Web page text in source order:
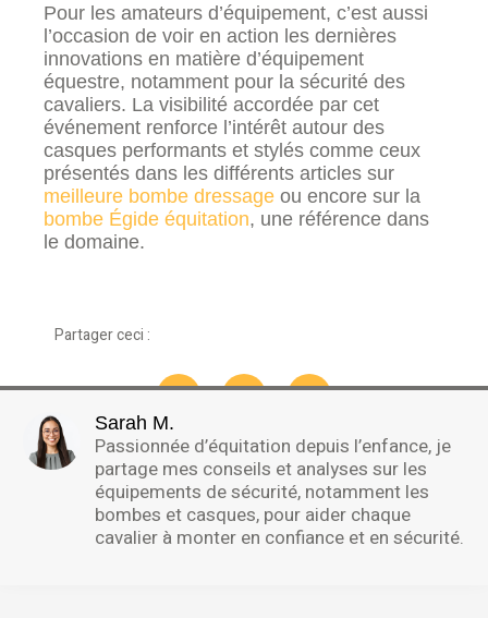
Pour les amateurs d’équipement, c’est aussi
l’occasion de voir en action les dernières
innovations en matière d’équipement
équestre, notamment pour la sécurité des
cavaliers. La visibilité accordée par cet
événement renforce l’intérêt autour des
casques performants et stylés comme ceux
présentés dans les différents articles sur
meilleure bombe dressage ou encore sur la
bombe Égide équitation, une référence dans
le domaine.
Partager ceci :
Sarah M.
Passionnée d’équitation depuis l’enfance, je
partage mes conseils et analyses sur les
équipements de sécurité, notamment les
bombes et casques, pour aider chaque
cavalier à monter en confiance et en sécurité.